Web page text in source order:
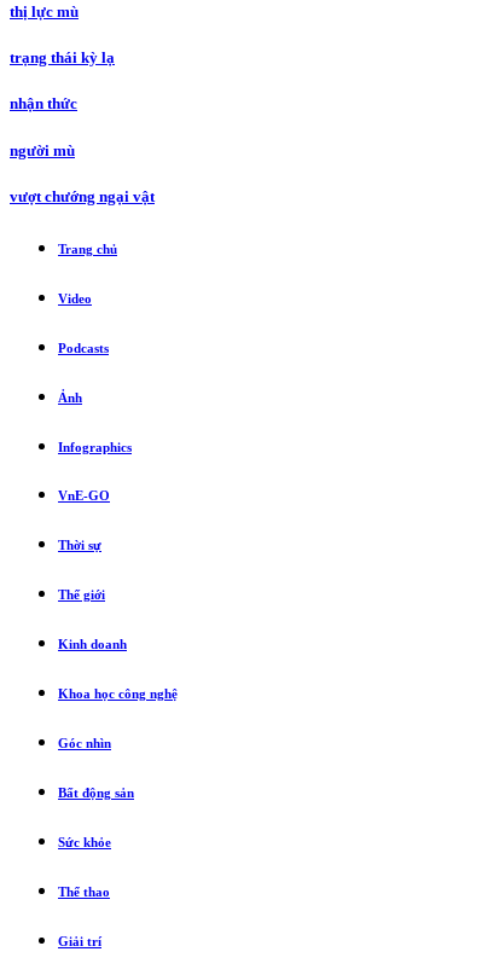
thị lực mù
trạng thái kỳ lạ
nhận thức
người mù
vượt chướng ngại vật
Trang chủ
Video
Podcasts
Ảnh
Infographics
VnE-GO
Thời sự
Thế giới
Kinh doanh
Khoa học công nghệ
Góc nhìn
Bất động sản
Sức khỏe
Thể thao
Giải trí